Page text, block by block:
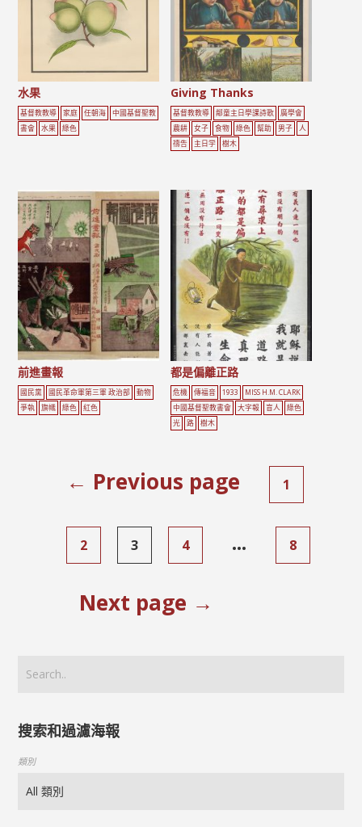
水果
基督教教導 家庭 任朝海
中國基督聖教
書會
水果 綠色
Giving Thanks
基督教教導 鄰童主日學課詩歌
廣學會
農耕
女子 食物 綠色 幫助 男子
人
禱告
主日学 樹木
前進畫報
國民黨 國民革命軍第三軍 政治部
動物
爭執
旗幟 綠色 紅色
都是偏離正路
危機 傳福音 1933
MISS H.M. CLARK
中國基督聖教書會
大字報 盲人
綠色
光
路 樹木
← Previous page 1
2 3 4 ... 8
Next page →
搜索和過濾海報
類別